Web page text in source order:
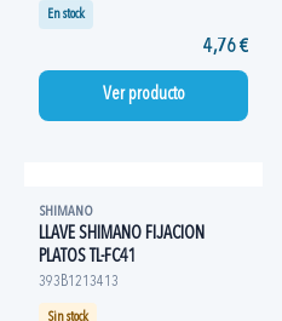
En stock
4,76 €
Ver producto
SHIMANO
LLAVE SHIMANO FIJACION
PLATOS TL-FC41
393B1213413
Sin stock